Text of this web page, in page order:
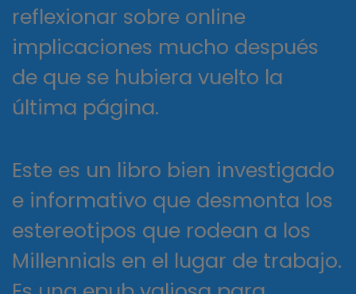
reflexionar sobre online
implicaciones mucho después
de que se hubiera vuelto la
última página.
Este es un libro bien investigado
e informativo que desmonta los
estereotipos que rodean a los
Millennials en el lugar de trabajo.